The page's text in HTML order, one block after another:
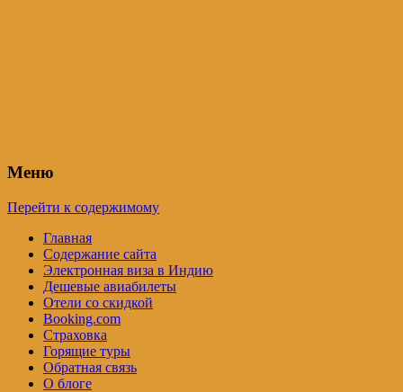
Меню
Перейти к содержимому
Главная
Содержание сайта
Электронная виза в Индию
Дешевые авиабилеты
Отели со скидкой
Booking.com
Страховка
Горящие туры
Обратная связь
О блоге